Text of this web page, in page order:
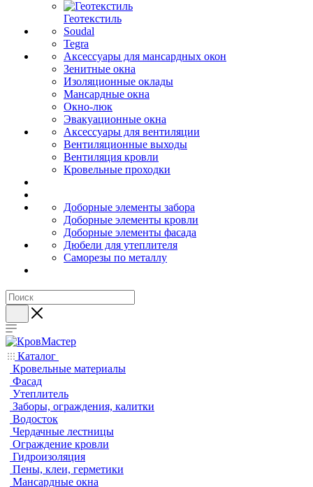
Геотекстиль
Soudal
Tegra
Аксессуары для мансардных окон
Зенитные окна
Изоляционные оклады
Мансардные окна
Окно-люк
Эвакуационные окна
Аксессуары для вентиляции
Вентиляционные выходы
Вентиляция кровли
Кровельные проходки
Доборные элементы забора
Доборные элементы кровли
Доборные элементы фасада
Дюбели для утеплителя
Саморезы по металлу
Каталог
Кровельные материалы
Фасад
Утеплитель
Заборы, ограждения, калитки
Водосток
Чердачные лестницы
Ограждение кровли
Гидроизоляция
Пены, клеи, герметики
Мансардные окна